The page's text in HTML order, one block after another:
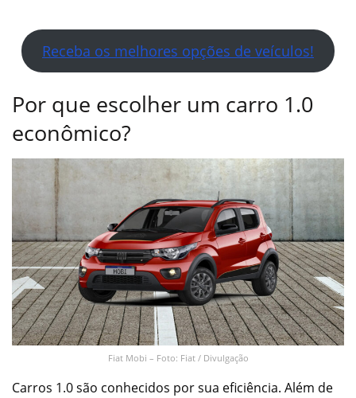
Receba os melhores opções de veículos!
Por que escolher um carro 1.0
econômico?
Fiat Mobi – Foto: Fiat / Divulgação
Carros 1.0 são conhecidos por sua eficiência. Além de